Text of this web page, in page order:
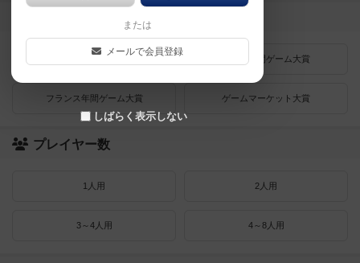
ドイツゲーム大賞 ドイツ年間ゲーム大賞
フランス年間ゲーム大賞 ゲームマーケット大賞
プレイヤー数
1人用 2人用
3～4人用 4～8人用
または
メールで会員登録
しばらく表示しない